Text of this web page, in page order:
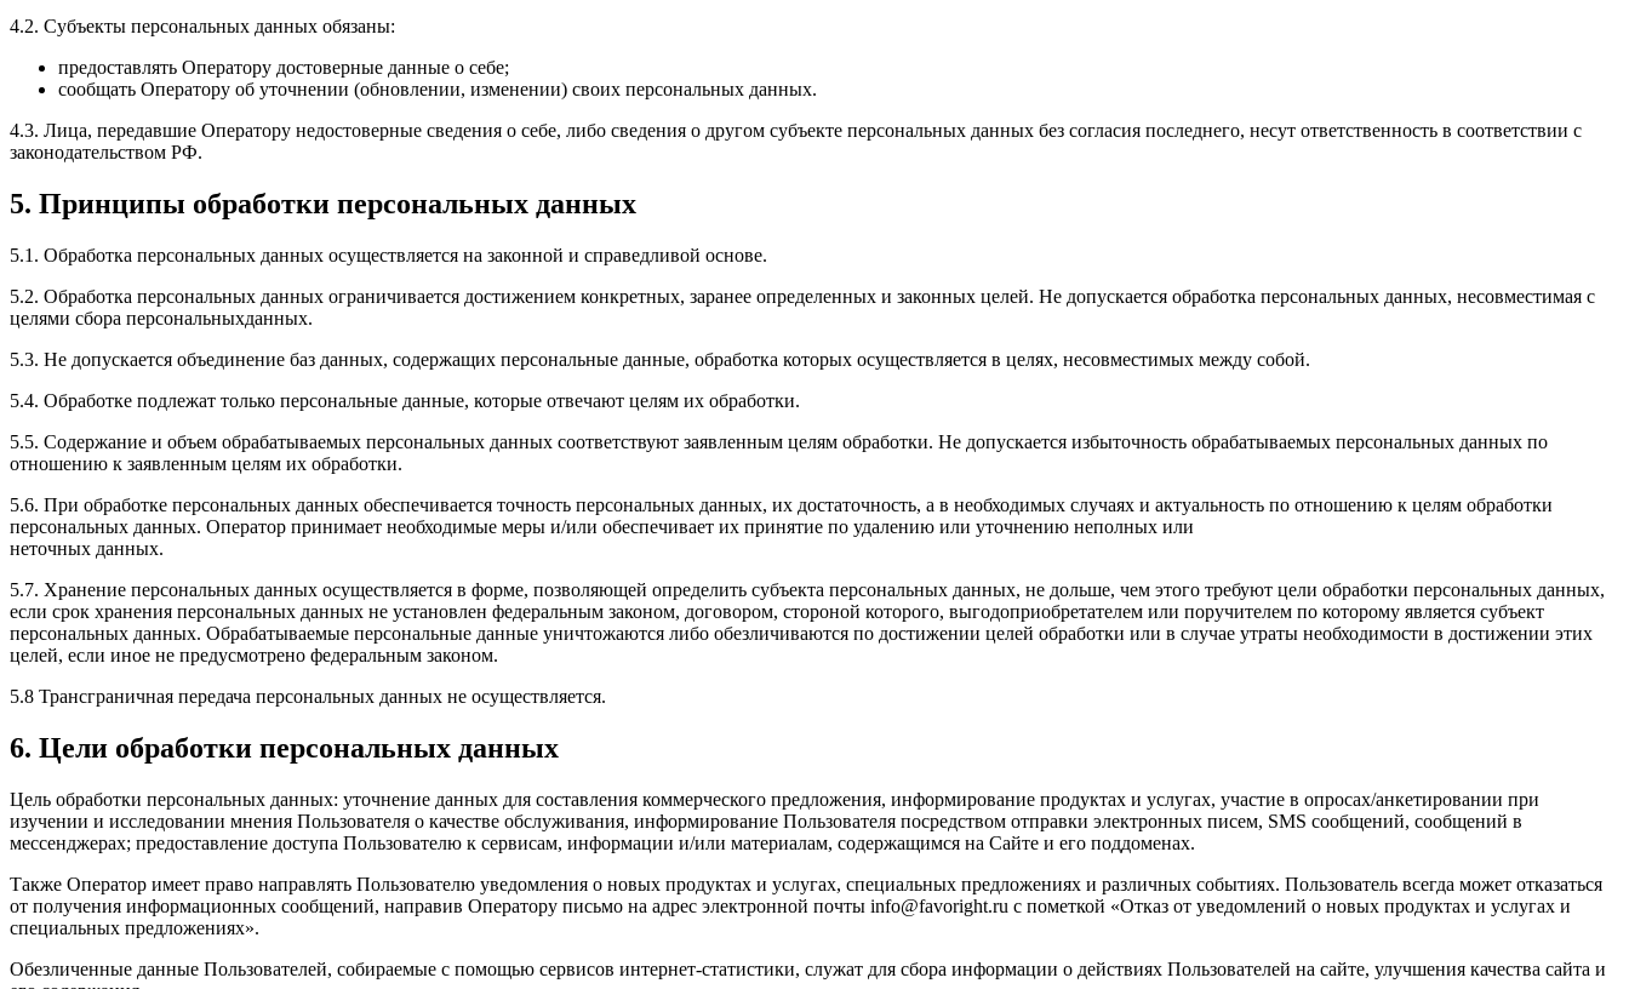
4.2. Субъекты персональных данных обязаны:
предоставлять Оператору достоверные данные о себе;
сообщать Оператору об уточнении (обновлении, изменении) своих персональных данных.
4.3. Лица, передавшие Оператору недостоверные сведения о себе, либо сведения о другом субъекте персональных данных без согласия последнего, несут ответственность в соответствии с
законодательством РФ.
5. Принципы обработки персональных данных
5.1. Обработка персональных данных осуществляется на законной и справедливой основе.
5.2. Обработка персональных данных ограничивается достижением конкретных, заранее определенных и законных целей. Не допускается обработка персональных данных, несовместимая с
целями сбора персональныхданных.
5.3. Не допускается объединение баз данных, содержащих персональные данные, обработка которых осуществляется в целях, несовместимых между собой.
5.4. Обработке подлежат только персональные данные, которые отвечают целям их обработки.
5.5. Содержание и объем обрабатываемых персональных данных соответствуют заявленным целям обработки. Не допускается избыточность обрабатываемых персональных данных по
отношению к заявленным целям их обработки.
5.6. При обработке персональных данных обеспечивается точность персональных данных, их достаточность, а в необходимых случаях и актуальность по отношению к целям обработки
персональных данных. Оператор принимает необходимые меры и/или обеспечивает их принятие по удалению или уточнению неполных или
неточных данных.
5.7. Хранение персональных данных осуществляется в форме, позволяющей определить субъекта персональных данных, не дольше, чем этого требуют цели обработки персональных данных,
если срок хранения персональных данных не установлен федеральным законом, договором, стороной которого, выгодоприобретателем или поручителем по которому является субъект
персональных данных. Обрабатываемые персональные данные уничтожаются либо обезличиваются по достижении целей обработки или в случае утраты необходимости в достижении этих
целей, если иное не предусмотрено федеральным законом.
5.8 Трансграничная передача персональных данных не осуществляется.
6. Цели обработки персональных данных
Цель обработки персональных данных: уточнение данных для составления коммерческого предложения, информирование продуктах и услугах, участие в опросах/анкетировании при
изучении и исследовании мнения Пользователя о качестве обслуживания, информирование Пользователя посредством отправки электронных писем, SMS сообщений, сообщений в
мессенджерах; предоставление доступа Пользователю к сервисам, информации и/или материалам, содержащимся на Сайте и его поддоменах.
Также Оператор имеет право направлять Пользователю уведомления о новых продуктах и услугах, специальных предложениях и различных событиях. Пользователь всегда может отказаться
от получения информационных сообщений, направив Оператору письмо на адрес электронной почты info@favoright.ru с пометкой «Отказ от уведомлений о новых продуктах и услугах и
специальных предложениях».
Обезличенные данные Пользователей, собираемые с помощью сервисов интернет-статистики, служат для сбора информации о действиях Пользователей на сайте, улучшения качества сайта и